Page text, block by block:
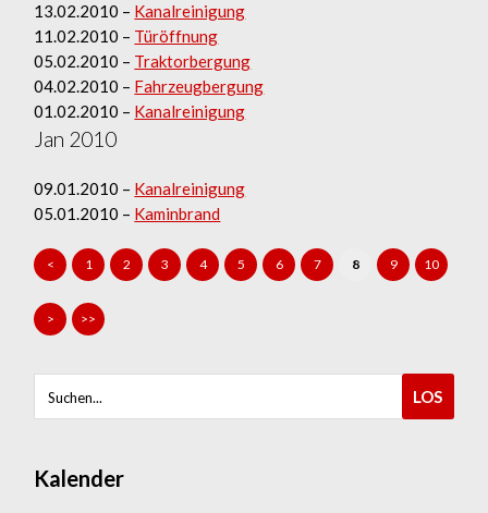
13.02.2010 – Kanalreinigung
11.02.2010 – Türöffnung
05.02.2010 – Traktorbergung
04.02.2010 – Fahrzeugbergung
01.02.2010 – Kanalreinigung
Jan 2010
09.01.2010 – Kanalreinigung
05.01.2010 – Kaminbrand
< 1 2 3 4 5 6 7 8 9 10
> >>
Kalender